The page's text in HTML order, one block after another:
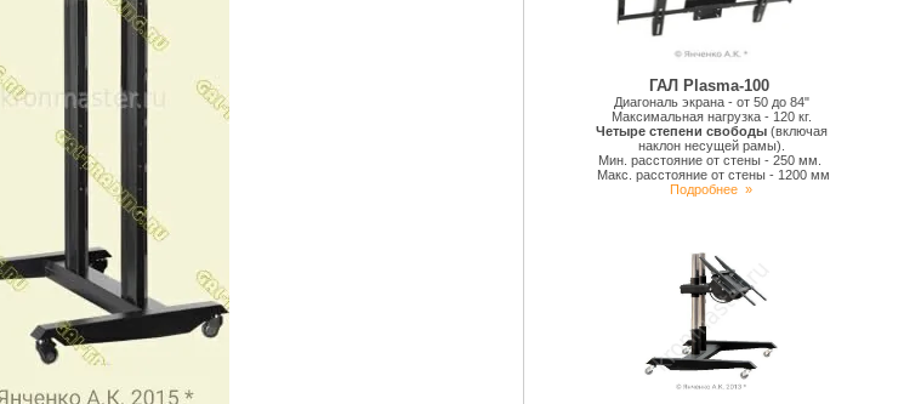
ГАЛ Plasma-100
Диагональ экрана - от 50 до 84"
Максимальная нагрузка - 120 кг.
Четыре степени свободы (включая
наклон несущей рамы).
Мин. расстояние от стены - 250 мм.
Макс. расстояние от стены - 1200 мм
Подробнее »